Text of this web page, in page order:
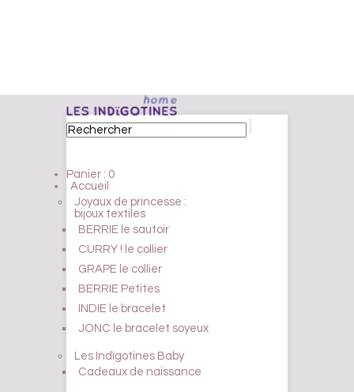
Panier : 0
Accueil
Joyaux de princesse :
bijoux textiles
BERRIE le sautoir
CURRY ! le collier
GRAPE le collier
BERRIE Petites
INDIE le bracelet
JONC le bracelet soyeux
Les Indïgotines Baby
Cadeaux de naissance